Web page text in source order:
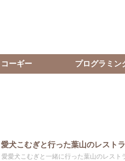
コーギー プログラミン
愛犬こむぎと行った葉山のレスト
愛愛犬こむぎと一緒に行った葉山のレス